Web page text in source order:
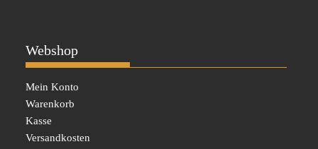
Webshop
Mein Konto
Warenkorb
Kasse
Versandkosten